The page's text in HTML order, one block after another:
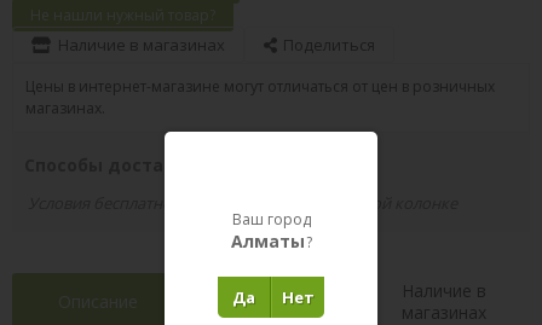
Не нашли нужный товар?
Наличие в магазинах Поделиться
Цены в интернет-магазине могут отличаться от цен в розничных
магазинах.
Описание Характеристики
Наличие в
магазинах
Ваш город
Алматы?
Нет
Да